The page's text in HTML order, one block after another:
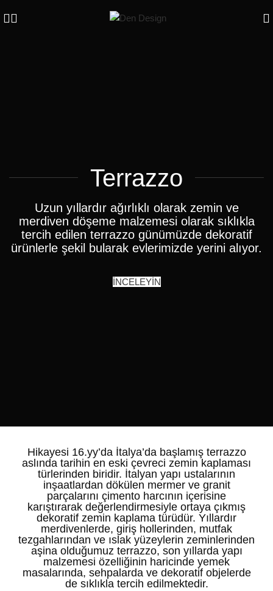
Terrazzo
Uzun yıllardır ağırlıklı olarak zemin ve
merdiven döşeme malzemesi olarak sıklıkla
tercih edilen terrazzo günümüzde dekoratif
ürünlerle şekil bularak evlerimizde yerini alıyor.
İNCELEYİN
Hikayesi 16.yy’da İtalya’da başlamış terrazzo
aslında tarihin en eski çevreci zemin kaplaması
türlerinden biridir. İtalyan yapı ustalarının
inşaatlardan dökülen mermer ve granit
parçalarını çimento harcının içerisine
karıştırarak değerlendirmesiyle ortaya çıkmış
dekoratif zemin kaplama türüdür. Yıllardır
merdivenlerde, giriş hollerinden, mutfak
tezgahlarından ve ıslak yüzeylerin zeminlerinden
aşina olduğumuz terrazzo, son yıllarda yapı
malzemesi özelliğinin haricinde yemek
masalarında, sehpalarda ve dekoratif objelerde
de sıklıkla tercih edilmektedir.